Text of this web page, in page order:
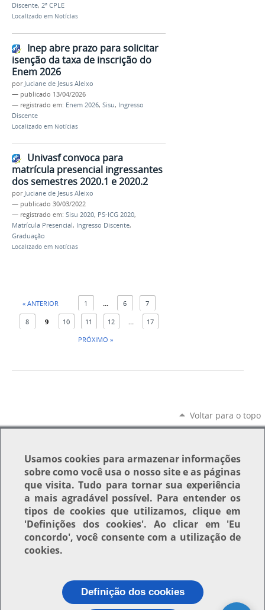
Discente, 2ª CPLE
Localizado em Notícias
Inep abre prazo para solicitar
isenção da taxa de inscrição do
Enem 2026
por Juciane de Jesus Aleixo
— publicado 13/04/2026
— registrado em: Enem 2026, Sisu, Ingresso
Discente
Localizado em Notícias
Univasf convoca para
matrícula presencial ingressantes
dos semestres 2020.1 e 2020.2
por Juciane de Jesus Aleixo
— publicado 30/03/2022
— registrado em: Sisu 2020, PS-ICG 2020,
Matrícula Presencial, Ingresso Discente,
Graduação
Localizado em Notícias
« ANTERIOR 1 ... 6 7
8 9 10 11 12 ...
17
PRÓXIMO »
Voltar para o topo
Usamoscookies para armazenar informações
sobre como você usa o nosso site e as páginas
que visita. Tudo para tornar sua experiência
a mais agradável possível. Para entender os
tipos de cookies que utilizamos, clique em
'Definições dos cookies'. Ao clicar em 'Eu
concordo', você consente com a utilização de
cookies.